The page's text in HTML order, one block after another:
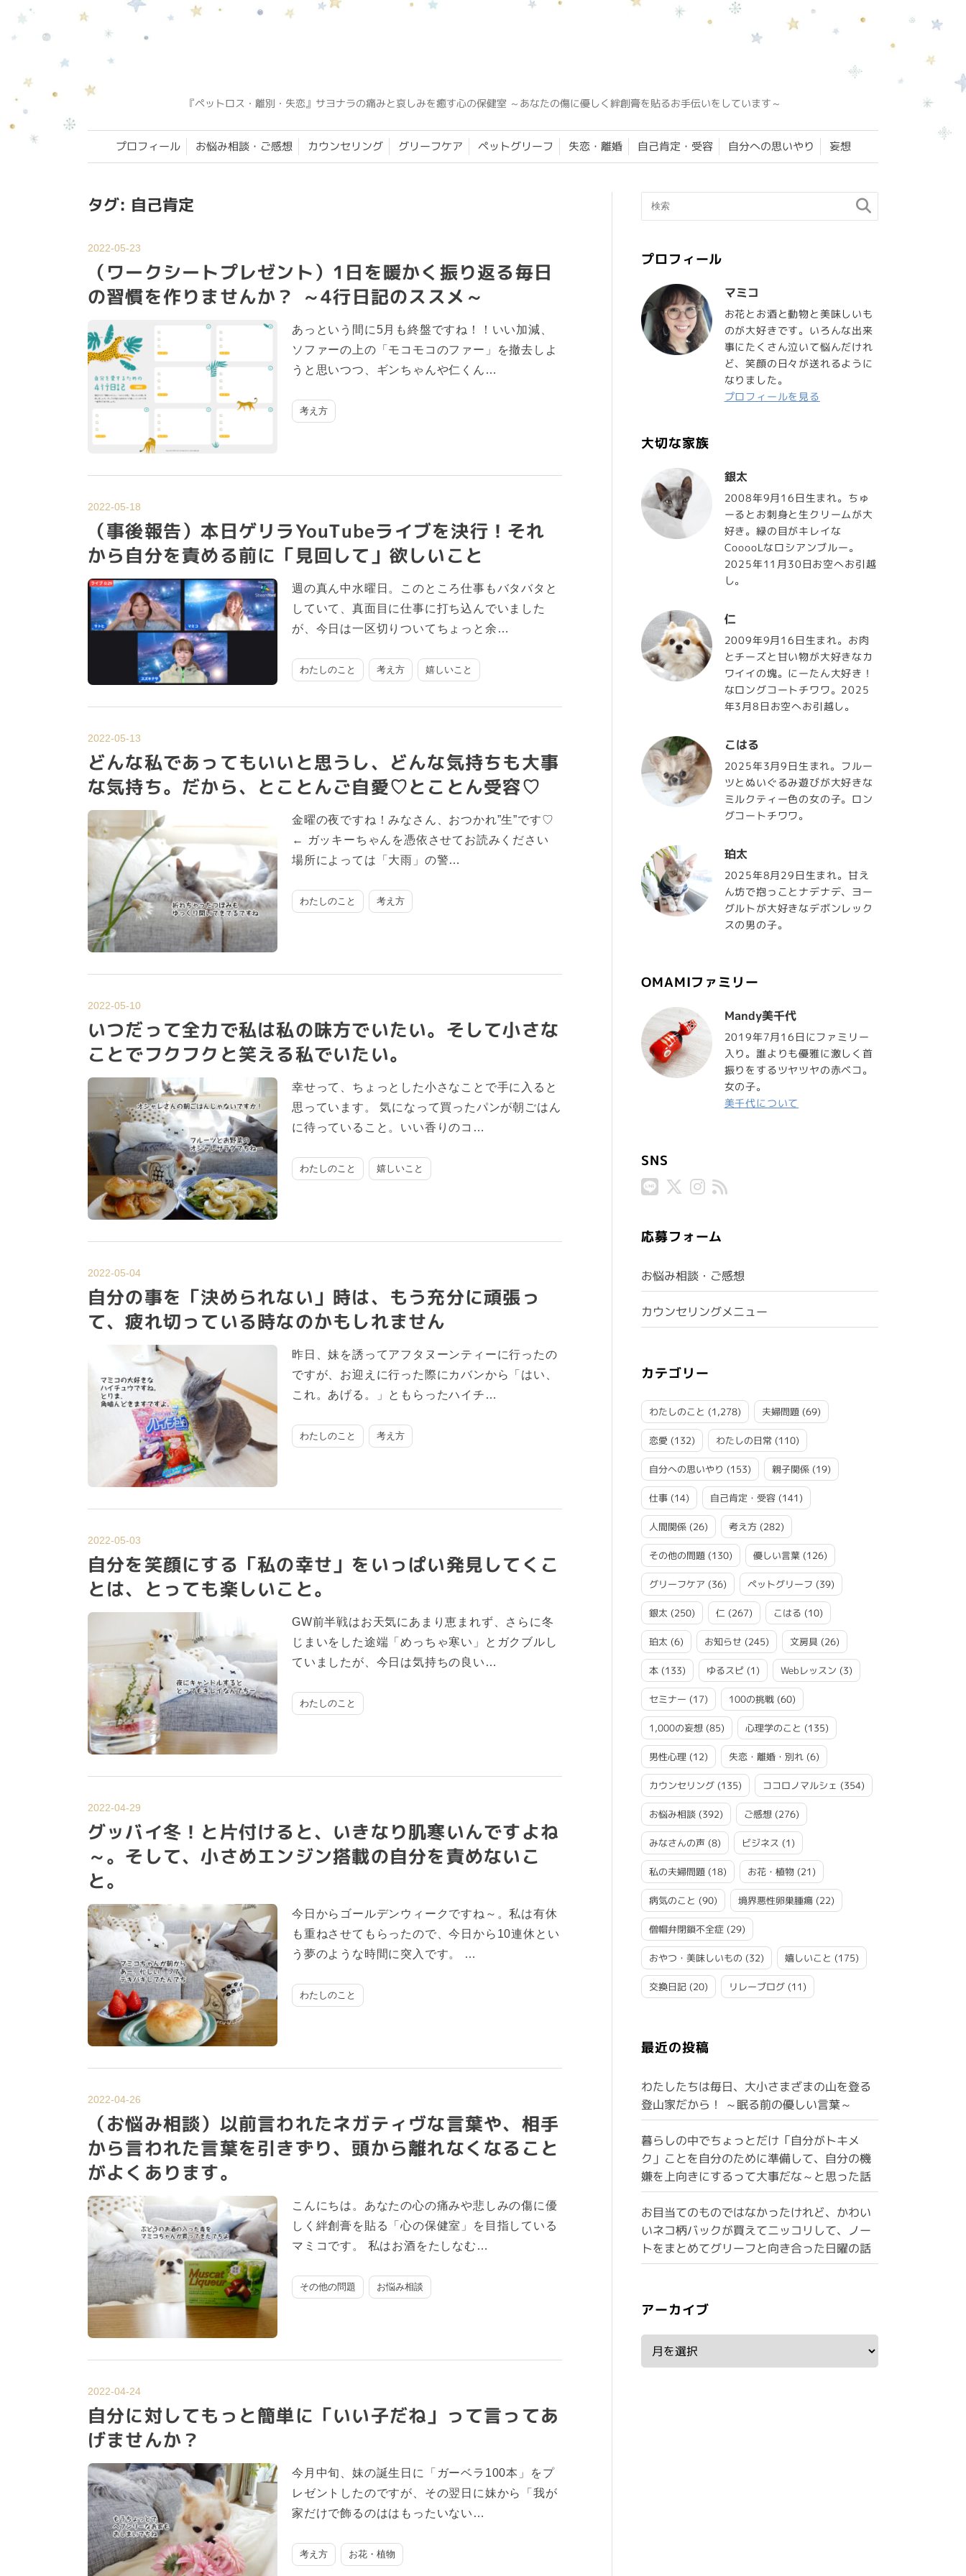
『ペットロス・離別・失恋』サヨナラの痛みと哀しみを癒す心の保健室 ～あなたの傷に優しく絆創膏を貼るお手伝いをしています～
プロフィール お悩み相談・ご感想 カウンセリング グリーフケア ペットグリーフ 失恋・離婚 自己肯定・受容 自分への思いやり 妄想
タグ: 自己肯定
2022-05-23
（ワークシートプレゼント）1日を暖かく振り返る毎日
の習慣を作りませんか？ ～4行日記のススメ～
あっという間に5月も終盤ですね！！いい加減、
ソファーの上の「モコモコのファー」を撤去しよ
うと思いつつ、ギンちゃんや仁くん…
考え方
2022-05-18
（事後報告）本日ゲリラYouTubeライブを決行！それ
から自分を責める前に「見回して」欲しいこと
週の真ん中水曜日。このところ仕事もバタバタと
していて、真面目に仕事に打ち込んでいました
が、今日は一区切りついてちょっと余…
わたしのこと 考え方 嬉しいこと
2022-05-13
どんな私であってもいいと思うし、どんな気持ちも大事
な気持ち。だから、とことんご自愛♡とことん受容♡
金曜の夜ですね！みなさん、おつかれ”生”です♡
← ガッキーちゃんを憑依させてお読みください
場所によっては「大雨」の警…
わたしのこと 考え方
2022-05-10
いつだって全力で私は私の味方でいたい。そして小さな
ことでフクフクと笑える私でいたい。
幸せって、ちょっとした小さなことで手に入ると
思っています。 気になって買ったパンが朝ごはん
に待っていること。いい香りのコ…
わたしのこと 嬉しいこと
2022-05-04
自分の事を「決められない」時は、もう充分に頑張っ
て、疲れ切っている時なのかもしれません
昨日、妹を誘ってアフタヌーンティーに行ったの
ですが、お迎えに行った際にカバンから「はい、
これ。あげる。」ともらったハイチ…
わたしのこと 考え方
2022-05-03
自分を笑顔にする「私の幸せ」をいっぱい発見してくこ
とは、とっても楽しいこと。
GW前半戦はお天気にあまり恵まれず、さらに冬
じまいをした途端「めっちゃ寒い」とガクブルし
ていましたが、今日は気持ちの良い…
わたしのこと
2022-04-29
グッバイ冬！と片付けると、いきなり肌寒いんですよね
～。そして、小さめエンジン搭載の自分を責めないこ
と。
今日からゴールデンウィークですね～。私は有休
も重ねさせてもらったので、今日から10連休とい
う夢のような時間に突入です。 …
わたしのこと
2022-04-26
（お悩み相談）以前言われたネガティヴな言葉や、相手
から言われた言葉を引きずり、頭から離れなくなること
がよくあります。
こんにちは。あなたの心の痛みや悲しみの傷に優
しく絆創膏を貼る「心の保健室」を目指している
マミコです。 私はお酒をたしなむ…
その他の問題 お悩み相談
2022-04-24
自分に対してもっと簡単に「いい子だね」って言ってあ
げませんか？
今月中旬、妹の誕生日に「ガーベラ100本」をプ
レゼントしたのですが、その翌日に妹から「我が
家だけで飾るのははもったいない…
考え方 お花・植物
プロフィール
マミコ
お花とお酒と動物と美味しいも
のが大好きです。いろんな出来
事にたくさん泣いて悩んだけれ
ど、笑顔の日々が送れるように
なりました。
プロフィールを見る
大切な家族
銀太
2008年9月16日生まれ。ちゅ
ーるとお刺身と生クリームが大
好き。緑の目がキレイな
CooooLなロシアンブルー。
2025年11月30日お空へお引越
し。
仁
2009年9月16日生まれ。お肉
とチーズと甘い物が大好きなカ
ワイイの塊。にーたん大好き！
なロングコートチワワ。2025
年3月8日お空へお引越し。
こはる
2025年3月9日生まれ。フルー
ツとぬいぐるみ遊びが大好きな
ミルクティー色の女の子。ロン
グコートチワワ。
珀太
2025年8月29日生まれ。甘え
ん坊で抱っことナデナデ、ヨー
グルトが大好きなデボンレック
スの男の子。
OMAMIファミリー
Mandy美千代
2019年7月16日にファミリー
入り。誰よりも優雅に激しく首
振りをするツヤツヤの赤ベコ。
女の子。
美千代について
SNS
応募フォーム
お悩み相談・ご感想
カウンセリングメニュー
カテゴリー
わたしのこと (1,278) 夫婦問題 (69)
恋愛 (132) わたしの日常 (110)
自分への思いやり (153) 親子関係 (19)
仕事 (14) 自己肯定・受容 (141)
人間関係 (26) 考え方 (282)
その他の問題 (130) 優しい言葉 (126)
グリーフケア (36) ペットグリーフ (39)
銀太 (250) 仁 (267) こはる (10)
珀太 (6) お知らせ (245) 文房具 (26)
本 (133) ゆるスピ (1) Webレッスン (3)
セミナー (17) 100の挑戦 (60)
1,000の妄想 (85) 心理学のこと (135)
男性心理 (12) 失恋・離婚・別れ (6)
カウンセリング (135) ココロノマルシェ (354)
お悩み相談 (392) ご感想 (276)
みなさんの声 (8) ビジネス (1)
私の夫婦問題 (18) お花・植物 (21)
病気のこと (90) 境界悪性卵巣腫瘍 (22)
僧帽弁閉鎖不全症 (29)
おやつ・美味しいもの (32) 嬉しいこと (175)
交換日記 (20) リレーブログ (11)
最近の投稿
わたしたちは毎日、大小さまざまの山を登る
登山家だから！ ～眠る前の優しい言葉～
暮らしの中でちょっとだけ「自分がトキメ
ク」ことを自分のために準備して、自分の機
嫌を上向きにするって大事だな～と思った話
お目当てのものではなかったけれど、かわい
いネコ柄バックが買えてニッコリして、ノー
トをまとめてグリーフと向き合った日曜の話
アーカイブ